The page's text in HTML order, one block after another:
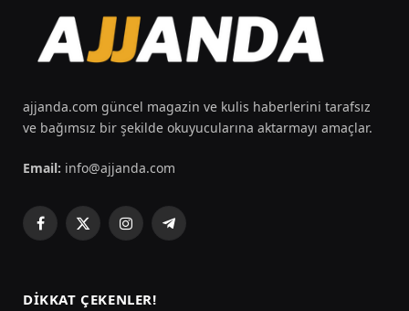
ajjanda.com güncel magazin ve kulis haberlerini tarafsız
ve bağımsız bir şekilde okuyucularına aktarmayı amaçlar.
Email: info@ajjanda.com
Facebook
X
InstagramTelegram
DIKKAT ÇEKENLER!